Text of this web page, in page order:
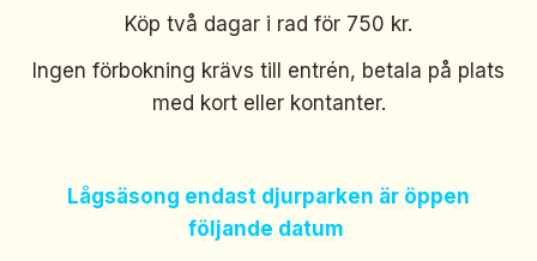
Köp två dagar i rad för 750 kr.
Ingen förbokning krävs till entrén, betala på plats
med kort eller kontanter.
Lågsäsong endast djurparken är öppen
följande datum